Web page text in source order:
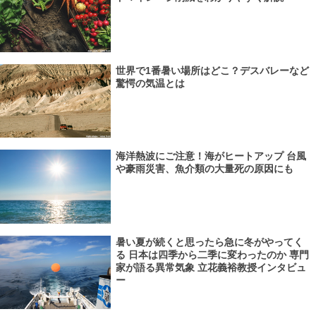
世界で1番暑い場所はどこ？デスバレーなど
驚愕の気温とは
海洋熱波にご注意！海がヒートアップ 台風
や豪雨災害、魚介類の大量死の原因にも
暑い夏が続くと思ったら急に冬がやってく
る 日本は四季から二季に変わったのか 専門
家が語る異常気象 立花義裕教授インタビュ
ー